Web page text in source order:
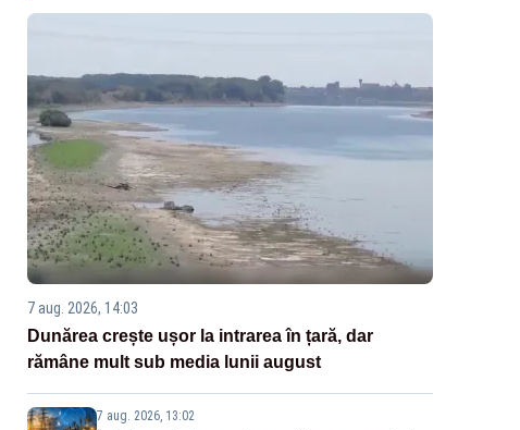
7 aug. 2026, 14:03
Dunărea crește ușor la intrarea în țară, dar
rămâne mult sub media lunii august
7 aug. 2026, 13:02